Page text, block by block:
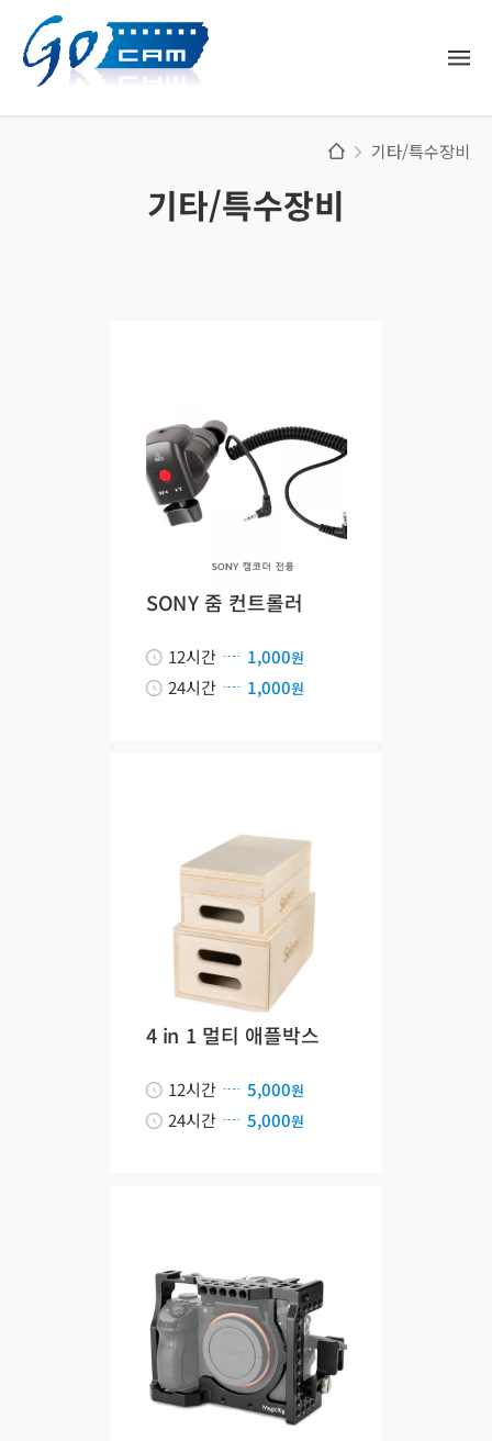
기타/특수장비
기타/특수장비
SONY 줌 컨트롤러
12시간 1,000원
24시간 1,000원
4 in 1 멀티 애플박스
12시간 5,000원
24시간 5,000원